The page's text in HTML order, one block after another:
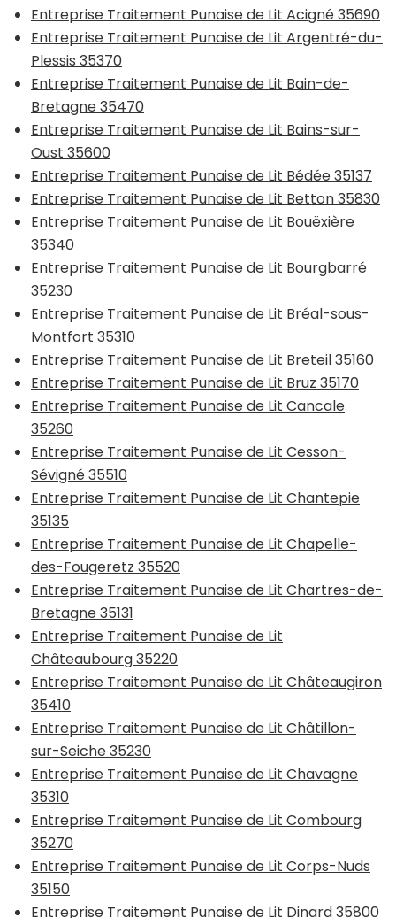
Entreprise Traitement Punaise de Lit Acigné 35690
Entreprise Traitement Punaise de Lit Argentré-du-
Plessis 35370
Entreprise Traitement Punaise de Lit Bain-de-
Bretagne 35470
Entreprise Traitement Punaise de Lit Bains-sur-
Oust 35600
Entreprise Traitement Punaise de Lit Bédée 35137
Entreprise Traitement Punaise de Lit Betton 35830
Entreprise Traitement Punaise de Lit Bouëxière
35340
Entreprise Traitement Punaise de Lit Bourgbarré
35230
Entreprise Traitement Punaise de Lit Bréal-sous-
Montfort 35310
Entreprise Traitement Punaise de Lit Breteil 35160
Entreprise Traitement Punaise de Lit Bruz 35170
Entreprise Traitement Punaise de Lit Cancale
35260
Entreprise Traitement Punaise de Lit Cesson-
Sévigné 35510
Entreprise Traitement Punaise de Lit Chantepie
35135
Entreprise Traitement Punaise de Lit Chapelle-
des-Fougeretz 35520
Entreprise Traitement Punaise de Lit Chartres-de-
Bretagne 35131
Entreprise Traitement Punaise de Lit
Châteaubourg 35220
Entreprise Traitement Punaise de Lit Châteaugiron
35410
Entreprise Traitement Punaise de Lit Châtillon-
sur-Seiche 35230
Entreprise Traitement Punaise de Lit Chavagne
35310
Entreprise Traitement Punaise de Lit Combourg
35270
Entreprise Traitement Punaise de Lit Corps-Nuds
35150
Entreprise Traitement Punaise de Lit Dinard 35800